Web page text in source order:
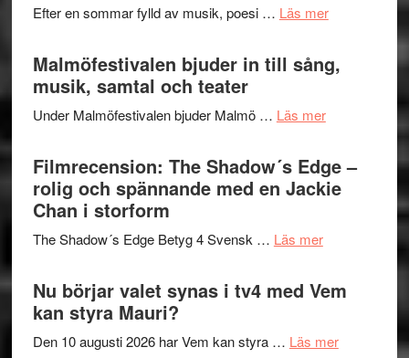
terräng
Efter en sommar fylld av musik, poesi … Läs merom
Hannes
Pöntinen
avslutar
Scensommar
Malmöfestivalen bjuder in till sång,
musik, samtal och teater
Under Malmöfestivalen bjuder Malmö … Läs merom
in
till
och
Filmrecension: The Shadow´s Edge –
rolig och spännande med en Jackie
Chan i storform
The Shadow´s Edge Betyg 4 Svensk … Läs merom
Filmrecension:
Shadow
Edge
Nu börjar valet synas i tv4 med Vem
kan styra Mauri?
Den 10 augusti 2026 har Vem kan styra … Läs merom